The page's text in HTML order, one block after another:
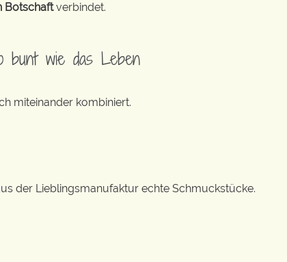
Botschaftverbindet.
bunt wie das Leben
miteinander kombiniert.
der Lieblingsmanufaktur echte Schmuckstücke.